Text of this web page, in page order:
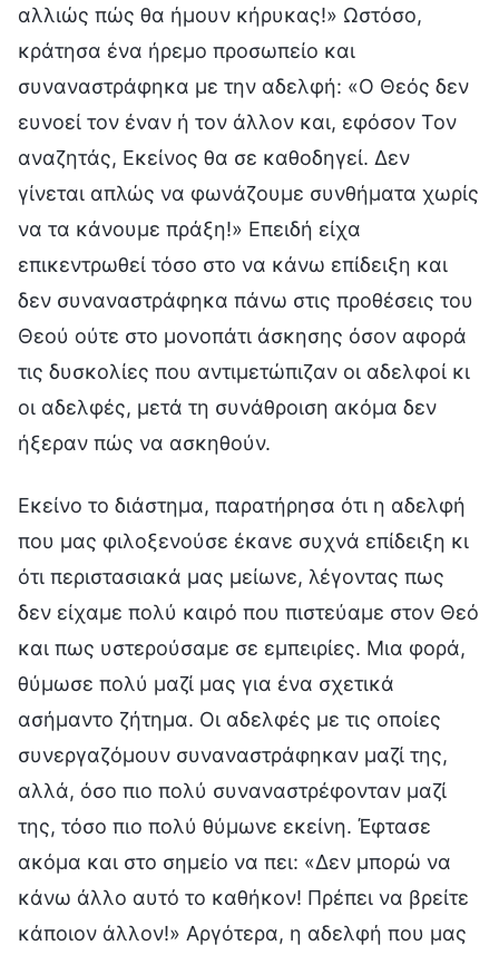
αλλιώς πώς θα ήμουν κήρυκας!» Ωστόσο,
κράτησα ένα ήρεμο προσωπείο και
συναναστράφηκα με την αδελφή: «Ο Θεός δεν
ευνοεί τον έναν ή τον άλλον και, εφόσον Τον
αναζητάς, Εκείνος θα σε καθοδηγεί. Δεν
γίνεται απλώς να φωνάζουμε συνθήματα χωρίς
να τα κάνουμε πράξη!» Επειδή είχα
επικεντρωθεί τόσο στο να κάνω επίδειξη και
δεν συναναστράφηκα πάνω στις προθέσεις του
Θεού ούτε στο μονοπάτι άσκησης όσον αφορά
τις δυσκολίες που αντιμετώπιζαν οι αδελφοί κι
οι αδελφές, μετά τη συνάθροιση ακόμα δεν
ήξεραν πώς να ασκηθούν.
Εκείνο το διάστημα, παρατήρησα ότι η αδελφή
που μας φιλοξενούσε έκανε συχνά επίδειξη κι
ότι περιστασιακά μας μείωνε, λέγοντας πως
δεν είχαμε πολύ καιρό που πιστεύαμε στον Θεό
και πως υστερούσαμε σε εμπειρίες. Μια φορά,
θύμωσε πολύ μαζί μας για ένα σχετικά
ασήμαντο ζήτημα. Οι αδελφές με τις οποίες
συνεργαζόμουν συναναστράφηκαν μαζί της,
αλλά, όσο πιο πολύ συναναστρέφονταν μαζί
της, τόσο πιο πολύ θύμωνε εκείνη. Έφτασε
ακόμα και στο σημείο να πει: «Δεν μπορώ να
κάνω άλλο αυτό το καθήκον! Πρέπει να βρείτε
κάποιον άλλον!» Αργότερα, η αδελφή που μας